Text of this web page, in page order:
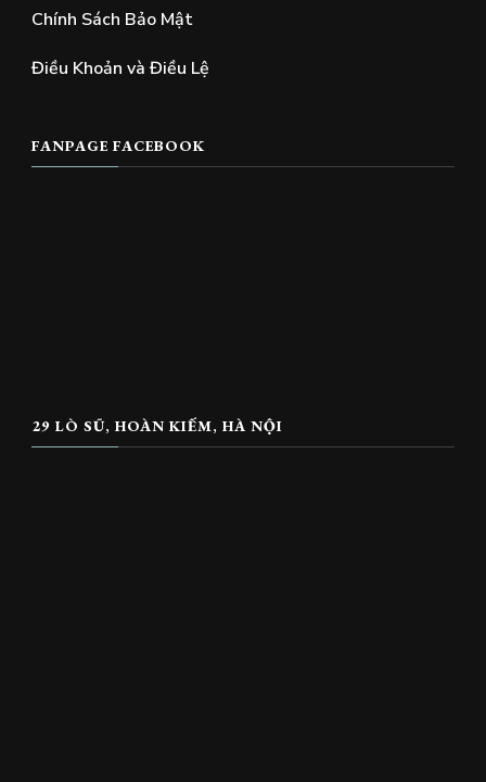
Chính Sách Bảo Mật
Điều Khoản và Điều Lệ
FANPAGE FACEBOOK
29 LÒ SŨ, HOÀN KIẾM, HÀ NỘI